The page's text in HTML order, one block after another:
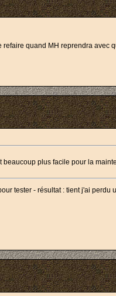
quand MH reprendra avec
plus facile pour la
tester - résultat : tient j'ai perdu